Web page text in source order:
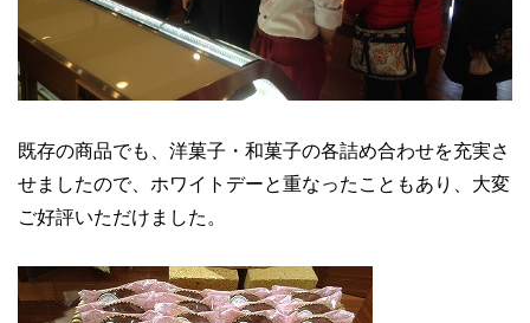
既存の商品でも、洋菓子・和菓子の各詰め合わせを充実さ
せましたので、ホワイトデーと重なったこともあり、大変
ご好評いただけました。